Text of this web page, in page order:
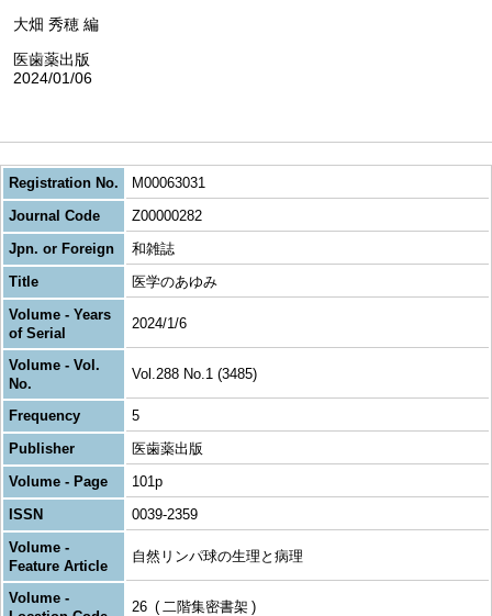
大畑 秀穂 編
医歯薬出版
2024/01/06
Registration No.
M00063031
Journal Code
Z00000282
Jpn. or Foreign
和雑誌
Title
医学のあゆみ
Volume - Years
of Serial
2024/1/6
Volume - Vol.
No.
Vol.288 No.1 (3485)
Frequency
5
Publisher
医歯薬出版
Volume - Page
101p
ISSN
0039-2359
Volume -
Feature Article
自然リンパ球の生理と病理
Volume -
26 二階集密書架